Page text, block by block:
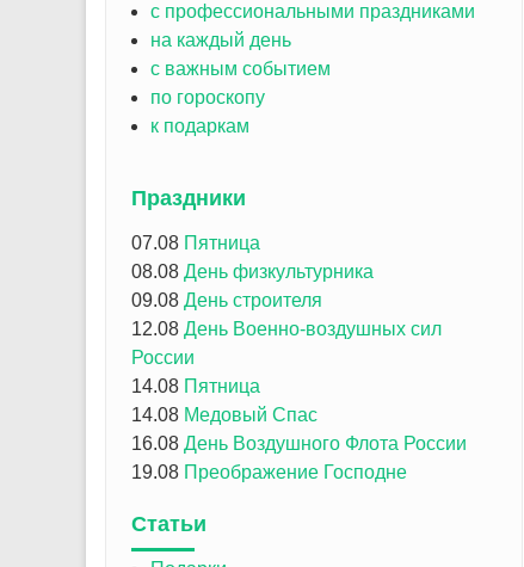
с профессиональными праздниками
на каждый день
с важным событием
по гороскопу
к подаркам
Праздники
07.08 Пятница
08.08 День физкультурника
09.08 День строителя
12.08 День Военно-воздушных сил
России
14.08 Пятница
14.08 Медовый Спас
16.08 День Воздушного Флота России
19.08 Преображение Господне
Статьи